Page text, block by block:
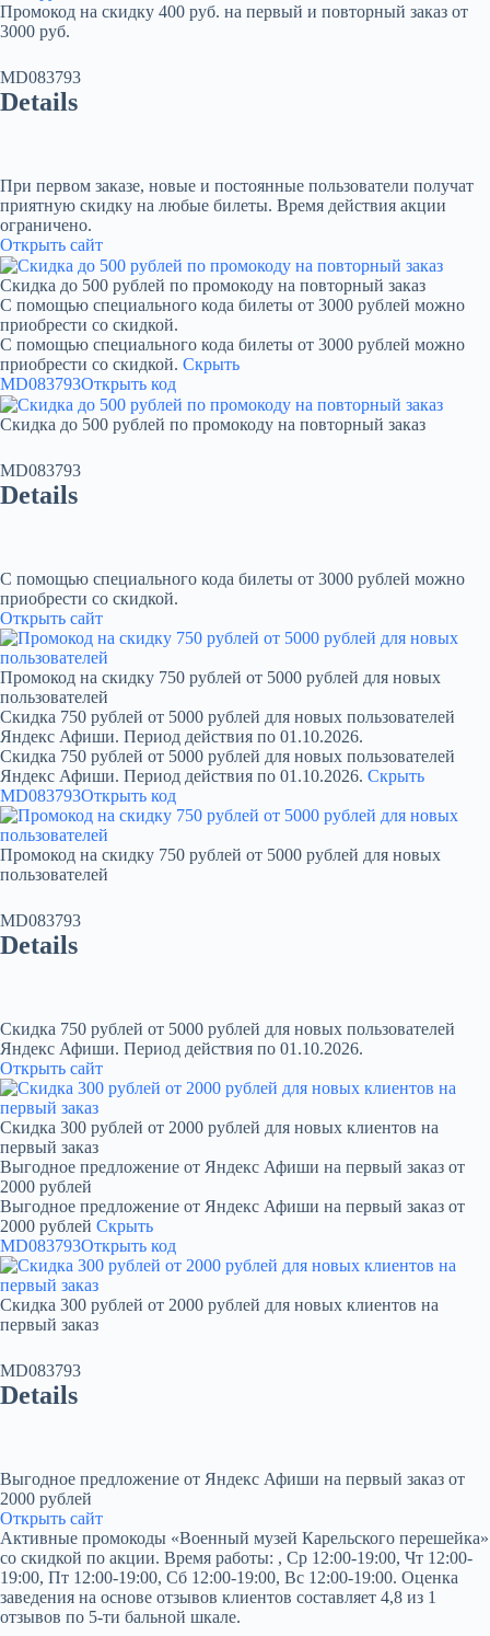
Промокод на скидку 400 руб. на первый и повторный заказ от
3000 руб.
MD083793
Details
При первом заказе, новые и постоянные пользователи получат
приятную скидку на любые билеты. Время действия акции
ограничено.
Открыть сайт
Скидка до 500 рублей по промокоду на повторный заказ
С помощью специального кода билеты от 3000 рублей можно
приобрести со скидкой.
С помощью специального кода билеты от 3000 рублей можно
приобрести со скидкой. Скрыть
MD083793Открыть код
Скидка до 500 рублей по промокоду на повторный заказ
MD083793
Details
С помощью специального кода билеты от 3000 рублей можно
приобрести со скидкой.
Открыть сайт
Промокод на скидку 750 рублей от 5000 рублей для новых
пользователей
Скидка 750 рублей от 5000 рублей для новых пользователей
Яндекс Афиши. Период действия по 01.10.2026.
Скидка 750 рублей от 5000 рублей для новых пользователей
Яндекс Афиши. Период действия по 01.10.2026. Скрыть
MD083793Открыть код
Промокод на скидку 750 рублей от 5000 рублей для новых
пользователей
MD083793
Details
Скидка 750 рублей от 5000 рублей для новых пользователей
Яндекс Афиши. Период действия по 01.10.2026.
Открыть сайт
Скидка 300 рублей от 2000 рублей для новых клиентов на
первый заказ
Выгодное предложение от Яндекс Афиши на первый заказ от
2000 рублей
Выгодное предложение от Яндекс Афиши на первый заказ от
2000 рублей Скрыть
MD083793Открыть код
Скидка 300 рублей от 2000 рублей для новых клиентов на
первый заказ
MD083793
Details
Выгодное предложение от Яндекс Афиши на первый заказ от
2000 рублей
Открыть сайт
Активные промокоды «Военный музей Карельского перешейка»
со скидкой по акции. Время работы: , Ср 12:00-19:00, Чт 12:00-
19:00, Пт 12:00-19:00, Сб 12:00-19:00, Вс 12:00-19:00. Оценка
заведения на основе отзывов клиентов составляет 4,8 из 1
отзывов по 5-ти бальной шкале.